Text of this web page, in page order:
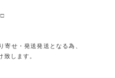
寄せ・発送発送となる為、
します。